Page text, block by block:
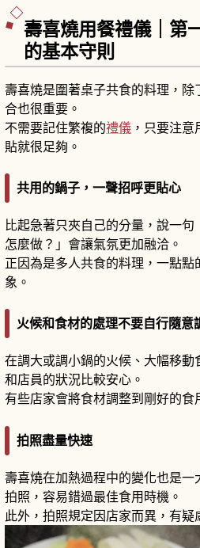
壽喜燒用餐禮儀｜第
的基本守則
壽喜燒是圍著桌子共食的料理，
合也很重要。
不需要記住繁複的禮儀 ，只要注
貼就很足夠。
共用的鍋子，一聲招呼更貼心
比起急著只夾自己的分量，說一
怎麼做？」會讓氣氛更加融洽。
正因為是多人共食的料理，一點
象。
火候和食材的處理不要自行隨意
在調大或調小鍋的火候、大幅移動
和店員的狀況比較安心。
有些店家會將食材調整到剛好的食
拍照盡量快速
壽喜燒在加熱過程中的變化也是
拍照，容易錯過最佳食用時機。
此外，拍照規定因店家而異，有疑